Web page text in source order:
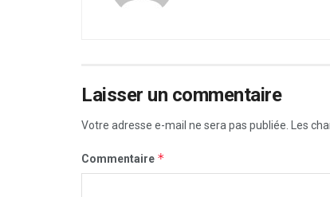
Laisser un commentaire
Votre adresse e-mail ne sera pas publiée. Les
Commentaire *